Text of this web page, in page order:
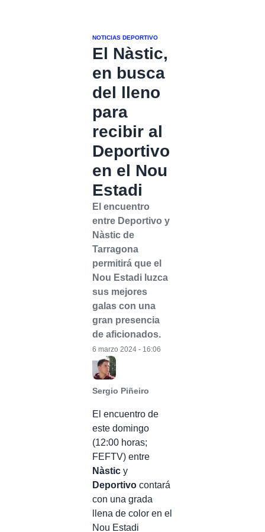
NOTICIAS DEPORTIVO
El Nàstic,
en busca
del lleno
para
recibir al
Deportivo
en el Nou
Estadi
El encuentro
entre Deportivo y
Nàstic de
Tarragona
permitirá que el
Nou Estadi luzca
sus mejores
galas con una
gran presencia
de aficionados.
Sergio Piñeiro
6 marzo 2024 - 16:06
El encuentro de
este domingo
(12:00 horas;
FEFTV) entre
Nàstic y
Deportivo contará
con una grada
llena de color en el
Nou Estadi